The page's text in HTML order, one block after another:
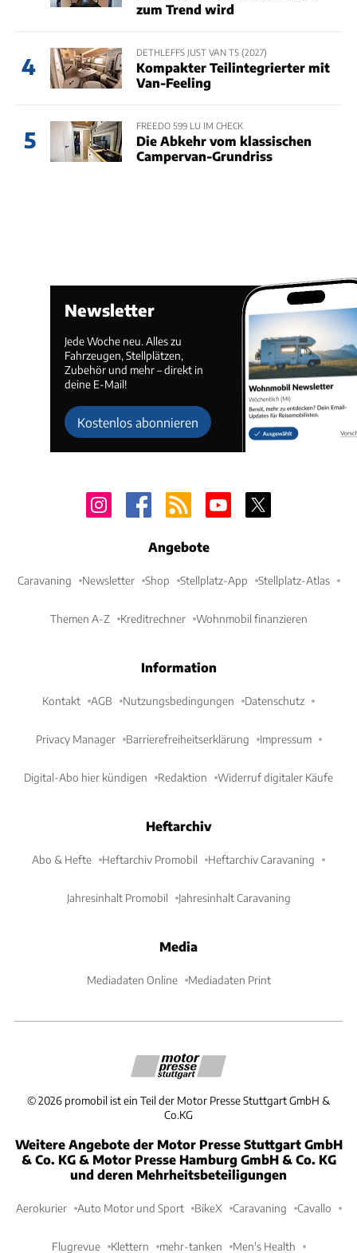
zum Trend wird
4
DETHLEFFS JUST VAN T5 (2027)
Kompakter Teilintegrierter mit
Van-Feeling
5
FREEDO 599 LU IM CHECK
Die Abkehr vom klassischen
Campervan-Grundriss
Newsletter
Jede Woche neu. Alles zu
Fahrzeugen, Stellplätzen,
Zubehör und mehr – direkt in
deine E-Mail!
Kostenlos abonnieren
Angebote
Caravaning Newsletter Shop Stellplatz-App Stellplatz-Atlas
Themen A-Z Kreditrechner Wohnmobil finanzieren
Information
Kontakt AGB Nutzungsbedingungen Datenschutz
Privacy Manager Barrierefreiheitserklärung Impressum
Digital-Abo hier kündigen Redaktion Widerruf digitaler Käufe
Heftarchiv
Abo & Hefte Heftarchiv Promobil Heftarchiv Caravaning
Jahresinhalt Promobil Jahresinhalt Caravaning
Media
Mediadaten Online Mediadaten Print
©2026 promobil ist ein Teil der Motor Presse Stuttgart GmbH &
Co.KG
Weitere Angebote der Motor Presse Stuttgart GmbH
& Co. KG & Motor Presse Hamburg GmbH & Co. KG
und deren Mehrheitsbeteiligungen
Aerokurier Auto Motor und Sport BikeX Caravaning Cavallo
Flugrevue Klettern mehr-tanken Men's Health